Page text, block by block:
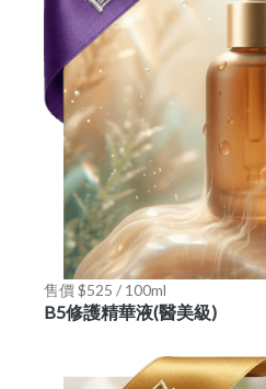
售價 $525 / 100ml
B5修護精華液(醫美級)